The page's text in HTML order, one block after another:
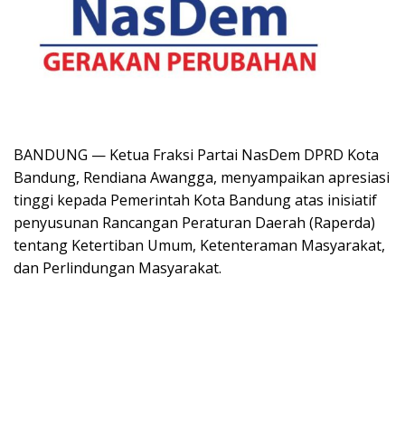
BANDUNG — Ketua Fraksi Partai NasDem DPRD Kota
Bandung, Rendiana Awangga, menyampaikan apresiasi
tinggi kepada Pemerintah Kota Bandung atas inisiatif
penyusunan Rancangan Peraturan Daerah (Raperda)
tentang Ketertiban Umum, Ketenteraman Masyarakat,
dan Perlindungan Masyarakat.